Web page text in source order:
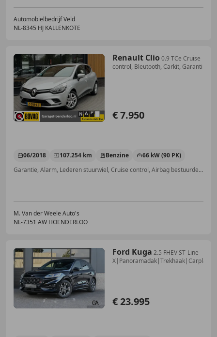
Automobielbedrijf Veld
NL-8345 HJ KALLENKOTE
Renault Clio 0.9 TCe Cruise
control, Bleutooth, Carkit, Garanti
€ 7.950
06/2018 107.254 km Benzine
66 kW (90 PK)
Garantie, Alarm, Lederen stuurwiel, Cruise control, Airbag bestuurder, Elektrische ramen, Spoiler, Getinte ramen
M. Van der Weele Auto's
NL-7351 AW HOENDERLOO
Ford Kuga 2.5 FHEV ST-Line
X|Panoramadak|Trekhaak|Carplay
€ 23.995